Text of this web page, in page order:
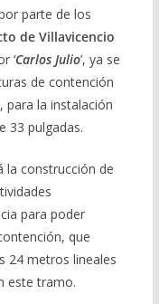
parte de los
de Villavicencio
‘Carlos Julio’, ya se
de contención
para la instalación
33 pulgadas.
la construcción de
para poder
que
24 metros lineales
este tramo.